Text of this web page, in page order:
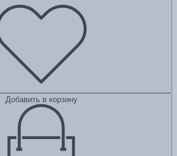
Добавить в корзину